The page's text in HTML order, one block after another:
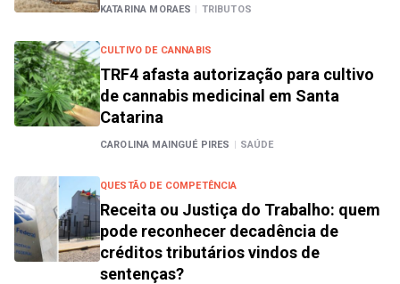
KATARINA MORAES | TRIBUTOS
CULTIVO DE CANNABIS
TRF4 afasta autorização para cultivo
de cannabis medicinal em Santa
Catarina
CAROLINA MAINGUÉ PIRES | SAÚDE
QUESTÃO DE COMPETÊNCIA
Receita ou Justiça do Trabalho: quem
pode reconhecer decadência de
créditos tributários vindos de
sentenças?